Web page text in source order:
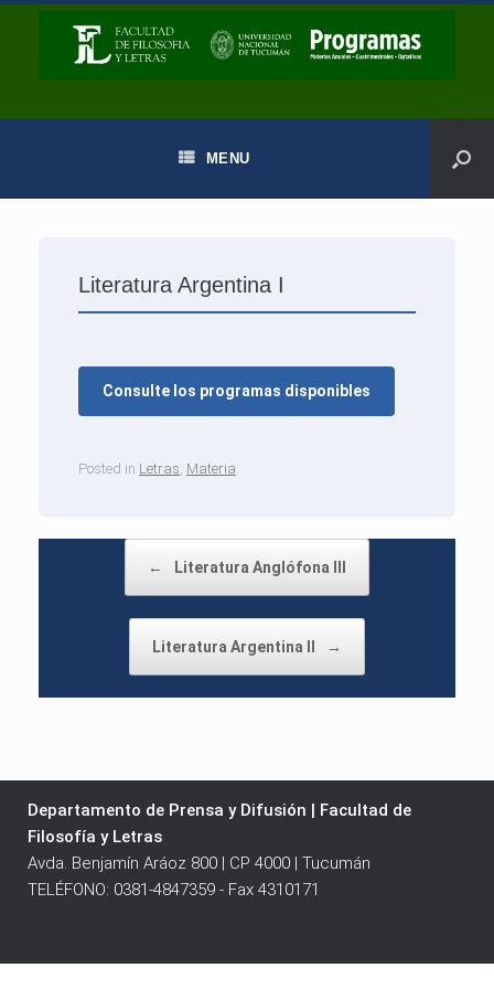
MENU
Literatura Argentina I
Consulte los programas disponibles
Posted in Letras Materia
← Literatura Anglófona III
Literatura Argentina II →
Departamento de Prensa y Difusión | Facultad de
Filosofía y Letras
Avda. Benjamín Aráoz 800 | CP 4000 | Tucumán
TELÉFONO: 0381-4847359 - Fax 4310171